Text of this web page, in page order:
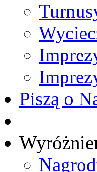
Piszą o